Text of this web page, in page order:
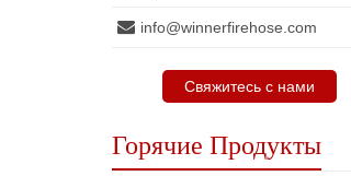
info@winnerfirehose.com
Свяжитесь с нами
Горячие Продукты